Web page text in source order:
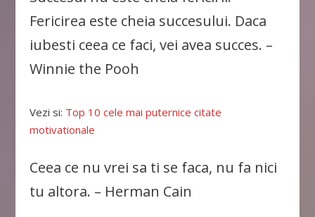
Fericirea este cheia succesului. Daca
iubesti ceea ce faci, vei avea succes. –
Winnie the Pooh
Vezi si: Top 10 cele mai puternice citate
motivationale
Ceea ce nu vrei sa ti se faca, nu fa nici
tu altora. – Herman Cain